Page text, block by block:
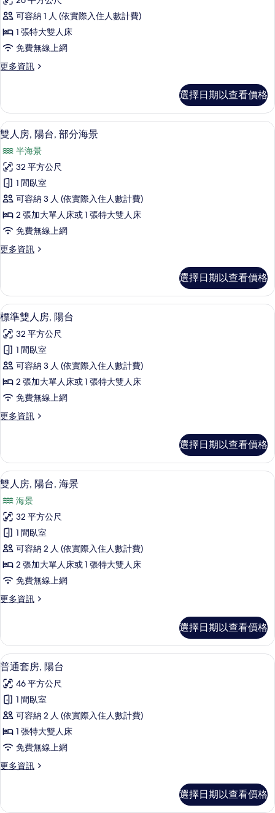
選
條
單
人
房,
陽
台
所
有
相
片
可容納 1 人 (依實際入住人數計費)
1 張特大雙人床
免費無線上網
更多資訊
更
房,
陽
台
詳
情
選擇日期以查看價格
顯
示
雙
人
房,
陽
台,
部
分
景
的
所
有
相
片
迷你吧、熨斗/熨衣板、免費無線上網
2
雙人房, 陽台, 部分海景
半海景
32 平方公尺
1 間臥室
可容納 3 人 (依實際入住人數計費)
2 張加大單人床或 1 張特大雙人床
免費無線上網
更多資訊
更
房,
陽
台,
分
海
的
詳
情
選擇日期以查看價格
顯
示
標
準
雙
人
房,
陽
的
所
有
相
片
迷你吧、熨斗/熨衣板、免費無線上網
4
標準雙人房, 陽台
32 平方公尺
1 間臥室
可容納 3 人 (依實際入住人數計費)
2 張加大單人床或 1 張特大雙人床
免費無線上網
更多資訊
更
雙
人
房,
台
的
詳
情
選擇日期以查看價格
顯
示
雙
人
房,
陽
台,
海
景
所
有
相
片
雙人房, 陽台, 海景 | 迷你吧、熨斗/熨
2
雙人房, 陽台, 海景
海景
32 平方公尺
1 間臥室
可容納 2 人 (依實際入住人數計費)
2 張加大單人床或 1 張特大雙人床
免費無線上網
更多資訊
更
房,
陽
台,
海
景
的
情
選擇日期以查看價格
顯
示
普
通
套
房,
陽
台
所
迷你吧、熨斗/熨衣板、免費無線上網
2
普通套房, 陽台
46 平方公尺
1 間臥室
可容納 2 人 (依實際入住人數計費)
1 張特大雙人床
免費無線上網
更多資訊
更
套
選擇日期以查看價格